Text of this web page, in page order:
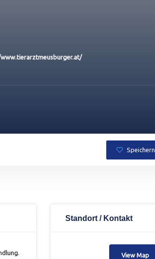
Speichern
Standort / Kontakt
View Map